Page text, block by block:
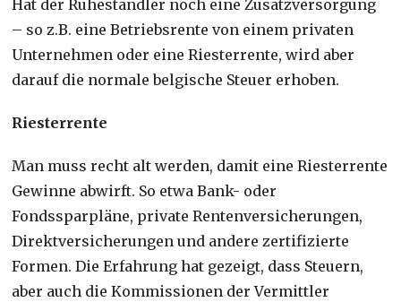
Hat der Ruheständler noch eine Zusatzversorgung
– so z.B. eine Betriebsrente von einem privaten
Unternehmen oder eine Riesterrente, wird aber
darauf die normale belgische Steuer erhoben.
Riesterrente
Man muss recht alt werden, damit eine Riesterrente
Gewinne abwirft. So etwa Bank- oder
Fondssparpläne, private Rentenversicherungen,
Direktversicherungen und andere zertifizierte
Formen. Die Erfahrung hat gezeigt, dass Steuern,
aber auch die Kommissionen der Vermittler